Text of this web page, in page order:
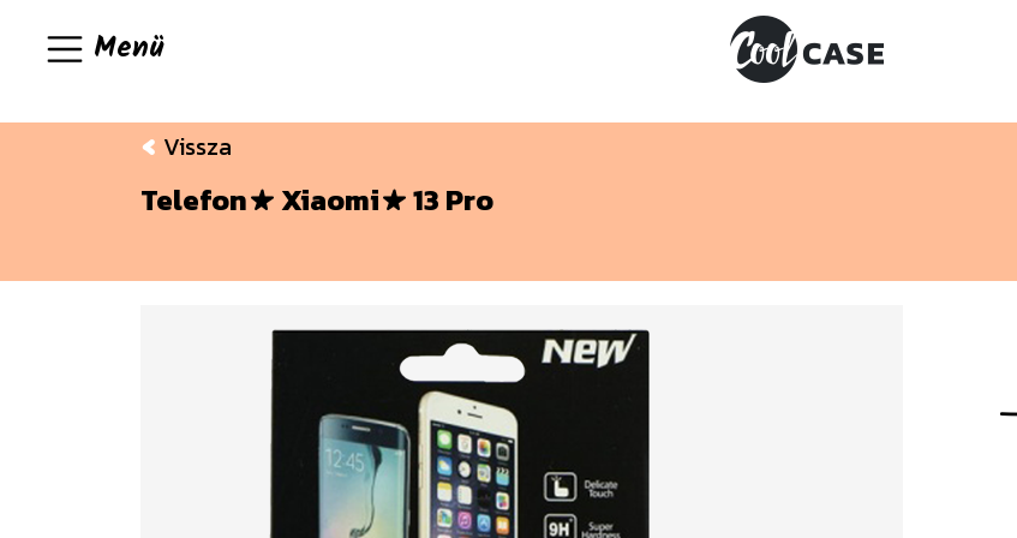
Menü
Vissza
Telefon Xiaomi 13 Pro